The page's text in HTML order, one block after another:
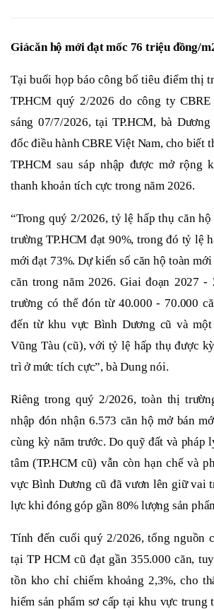
Giácănhộ mới đạt mốc 76 triệu đồng/
Tại buổi họp báo công bố tiêu điểm thị
TP.HCM quý 2/2026 do công ty
sáng 07/7/2026, tại TP.HCM, bà
đốc điều hành CBRE Việt Nam, cho biết
TP.HCM sau sáp nhập được mở rộng
thanh khoản tích cực trong năm 2026.
“Trong quý 2/2026, tỷ lệ hấp thụ căn
trường TP.HCM đạt 90%, trong đó tỷ lệ
mới đạt 73%. Dự kiến số căn hộ toàn
căn trong năm 2026. Giai đoạn 2027 -
trường có thể đón từ 40.000 - 70.000
đến từ khu vực Bình Dương cũ và
Vũng Tàu (cũ), với tỷ lệ hấp thụ được
trì ở mức tích cực”, bà Dung nói.
Riêng trong quý 2/2026, toàn thị
nhập đón nhận 6.573 căn hộ mở bán
cùng kỳ năm trước. Do quỹ đất và pháp
tâm (TP.HCM cũ) vẫn còn hạn chế và
vực Bình Dương cũ đã vươn lên giữ vai
lực khi đóng góp gần 80% lượng sản
Tính đến cuối quý 2/2026, tổng nguồn
tại TP HCM cũ đạt gần 355.000 căn,
tồn kho chỉ chiếm khoảng 2,3%, cho
hiếm sản phẩm sơ cấp tại khu vực trung